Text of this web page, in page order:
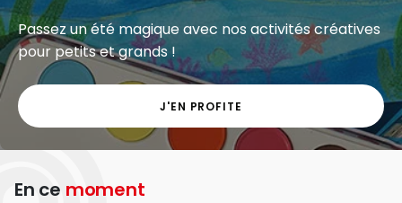
Passez un été magique avec nos activités créatives
pour petits et grands !
J'EN PROFITE
En ce moment